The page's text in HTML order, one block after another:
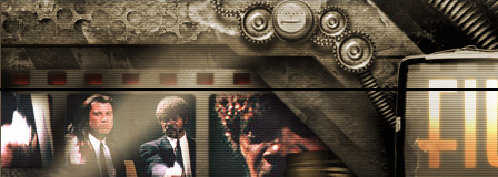
Hyppää pääsisältöön